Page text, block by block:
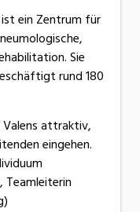
ist ein Zentrum für
Sie
rund 180
Valens attraktiv,
eingehen.
Teamleiterin